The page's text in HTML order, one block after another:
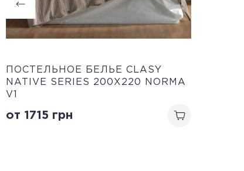
ПОСТЕЛЬНОЕ БЕЛЬЕ CLASY
NATIVE SERIES 200Х220 NORMA
V1
от 1715 грн